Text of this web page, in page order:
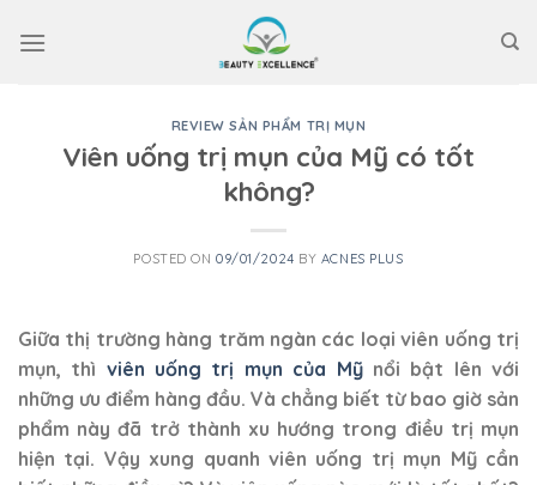
REVIEW SẢN PHẨM TRỊ MỤN
Viên uống trị mụn của Mỹ có tốt
không?
POSTED ON09/01/2024 BY ACNES PLUS
Giữa thị trường hàng trăm ngàn các loại viên uống trị
mụn, thì viên uống trị mụn của Mỹnổi bật lên với
những ưu điểm hàng đầu. Và chẳng biết từ bao giờ sản
phẩm này đã trở thành xu hướng trong điều trị mụn
hiện tại. Vậy xung quanh viên uống trị mụn Mỹ cần